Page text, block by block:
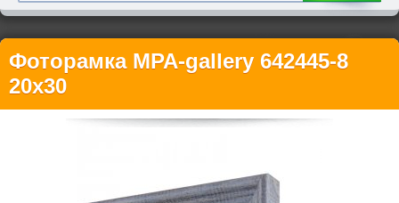
Фоторамка MPA-gallery 642445-8
20х30